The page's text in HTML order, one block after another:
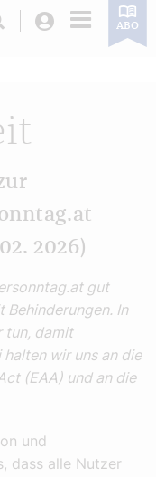
Login ABO
2026)
gut
Behinderungen. In
tun, damit
wir uns an die
(EAA) und an die
und
dass alle Nutzer